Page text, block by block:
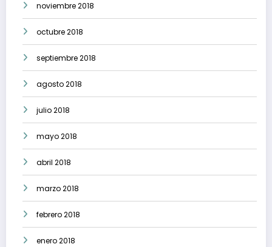
noviembre 2018
octubre 2018
septiembre 2018
agosto 2018
julio 2018
mayo 2018
abril 2018
marzo 2018
febrero 2018
enero 2018